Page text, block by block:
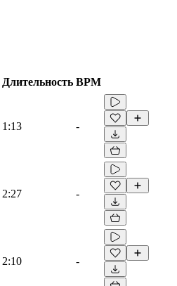
Длительность BPM
1:13 -
2:27 -
2:10 -